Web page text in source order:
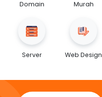
Domain
Murah
Server Web Design